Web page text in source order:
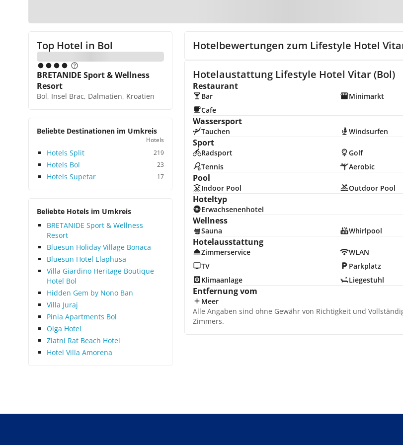
Top Hotel in Bol
BRETANIDE Sport & Wellness
Resort
Bol, Insel Brac, Dalmatien, Kroatien
Beliebte Destinationen im Umkreis
Hotels
Hotels Split 219
Hotels Bol 23
Hotels Supetar 17
Beliebte Hotels im Umkreis
BRETANIDE Sport & Wellness
Resort
Bluesun Holiday Village Bonaca
Bluesun Hotel Elaphusa
Villa Giardino Heritage Boutique
Hotel Bol
Hidden Gem by Nono Ban
Villa Juraj
Pinia Apartments Bol
Olga Hotel
Zlatni Rat Beach Hotel
Hotel Villa Amorena
Hotelbewertungen zum Lifestyle Hotel
Hotelaustattung Lifestyle Hotel Vitar (Bol)
Restaurant
Bar Minimarkt
Cafe
Wassersport
Tauchen Windsurfen
Sport
Radsport Golf
Tennis
Aerobic
Pool
Indoor Pool Outdoor Pool
Hoteltyp
Erwachsenenhotel
Wellness
Sauna Whirlpool
Hotelausstattung
Zimmerservice WLAN
TV
Parkplatz
Klimaanlage
Liegestuhl
Entfernung vom
Meer
Alle Angaben sind ohne Gewähr von Richtigkeit und
Zimmers.